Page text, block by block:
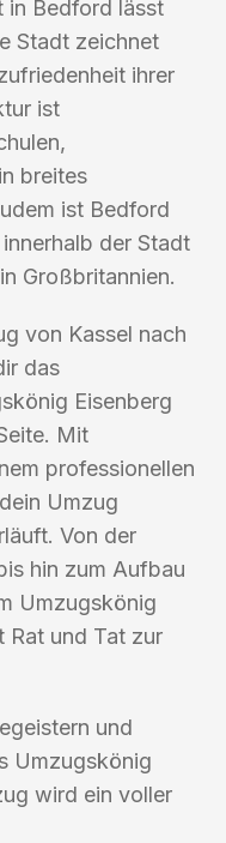
in Bedford lässt
Stadt zeichnet
ihrer
ist
breites
ist Bedford
der Stadt
Großbritannien.
von Kassel nach
das
Eisenberg
Mit
professionellen
Umzug
Von der
hin zum Aufbau
Umzugskönig
Rat und Tat zur
und
Umzugskönig
wird ein voller